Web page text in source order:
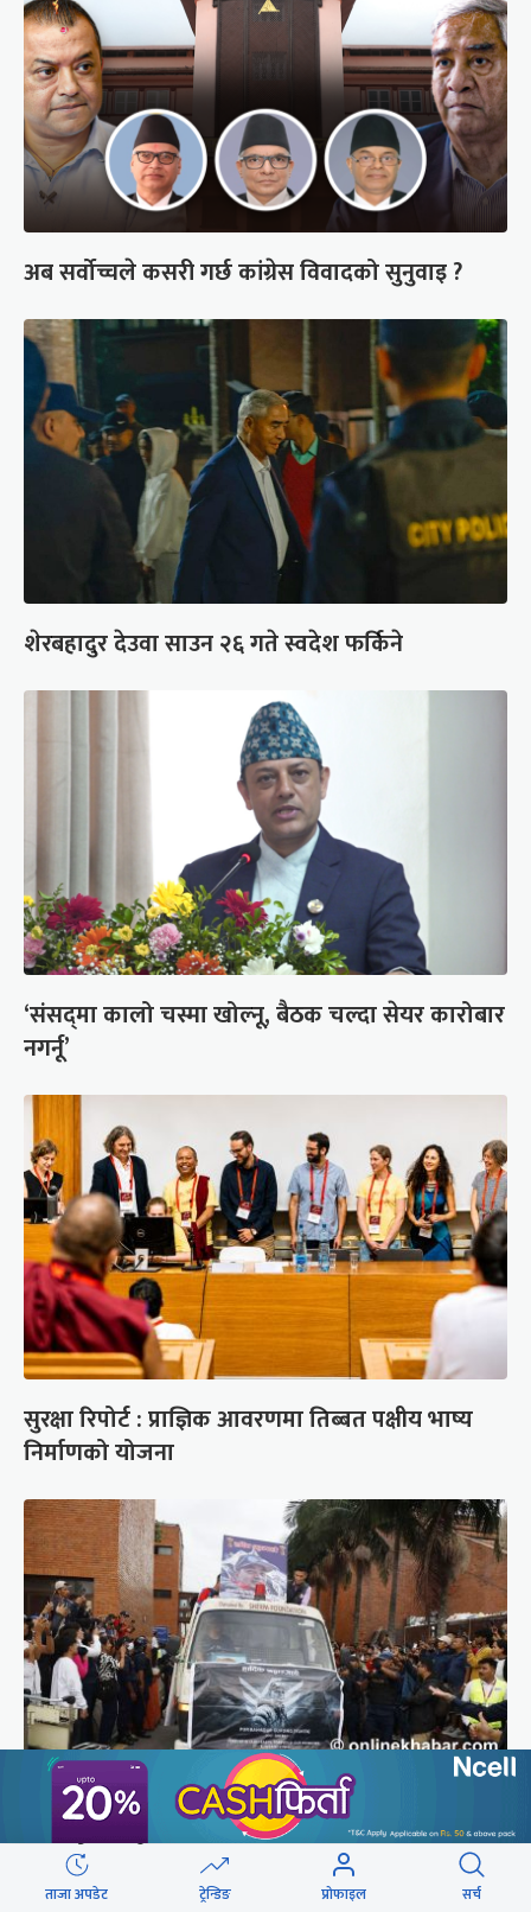
अब सर्वोच्चले कसरी गर्छ कांग्रेस विवादको सुनुवाइ ?
शेरबहादुर देउवा साउन २६ गते स्वदेश फर्किने
‘संसद्‍मा कालो चस्मा खोल्नू, बैठक चल्दा सेयर कारोबार
नगर्नू’
सुरक्षा रिपोर्ट : प्राज्ञिक आवरणमा तिब्बत पक्षीय भाष्य
निर्माणको योजना
ब्रोड पिकमा ज्यान गुमाएका युक्तको शव काठमाडौं
ल्याइयो (तस्वीरहरू)
ताजा अपडेट ट्रेन्डिङ प्रोफाइल सर्च